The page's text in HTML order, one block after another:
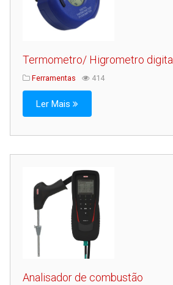
Termometro/ Higrometro
Ferramentas 414
Ler Mais
Analisador de combustão